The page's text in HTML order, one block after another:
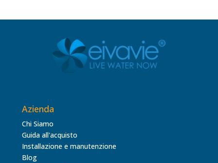
Azienda
Chi Siamo
Guida all'acquisto
Installazione e manutenzione
Blog